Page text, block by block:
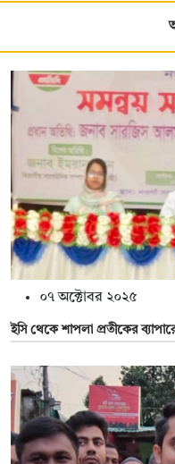
০৭ অক্টোবর ২০২৫
ইসি থেকে শাপলা প্রতীকের